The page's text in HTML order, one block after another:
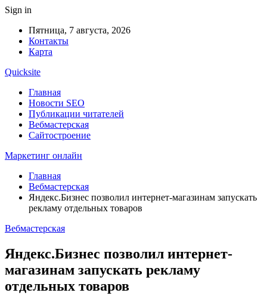
Sign in
Пятница, 7 августа, 2026
Контакты
Карта
Quicksite
Главная
Новости SEO
Публикации читателей
Вебмастерская
Сайтостроение
Маркетинг онлайн
Главная
Вебмастерская
Яндекс.Бизнес позволил интернет-магазинам запускать
рекламу отдельных товаров
Вебмастерская
Яндекс.Бизнес позволил интернет-
магазинам запускать рекламу
отдельных товаров